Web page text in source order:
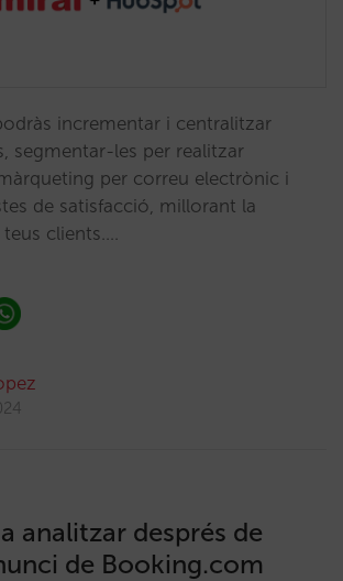
incrementar i centralitzar
segmentar-les per realitzar
per correu electrònic i
de satisfacció, millorant la
clients.…
analitzar després de
de Booking.com